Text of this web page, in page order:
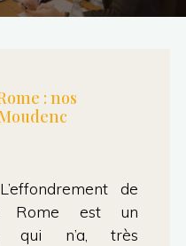
: nos
de
Rome est un
qui n’a, très